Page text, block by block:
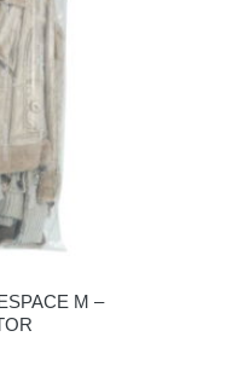
M –